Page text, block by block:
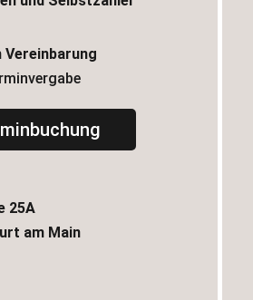
Vereinbarung
25A
am Main